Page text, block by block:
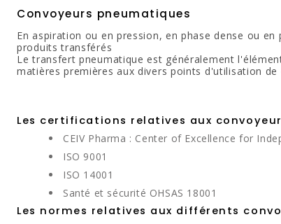
Convoyeurs pneumatiques
En aspiration ou en pression, en phase dense ou
produits transférés
Le transfert pneumatique est généralement
matières premières aux divers points d'utilisation de
Les certifications relatives aux
CEIV Pharma : Center of Excellence for
ISO 9001
ISO 14001
Santé et sécurité OHSAS 18001
Les normes relatives aux différents